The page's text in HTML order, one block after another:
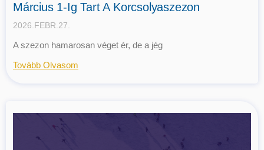
Március 1-Ig Tart A Korcsolyaszezon
2026.FEBR.27.
A szezon hamarosan véget ér, de a jég
Tovább Olvasom